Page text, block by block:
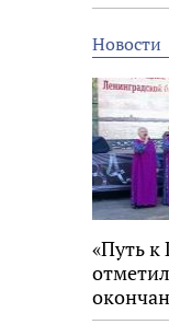
Новости
«Путь к
битвы